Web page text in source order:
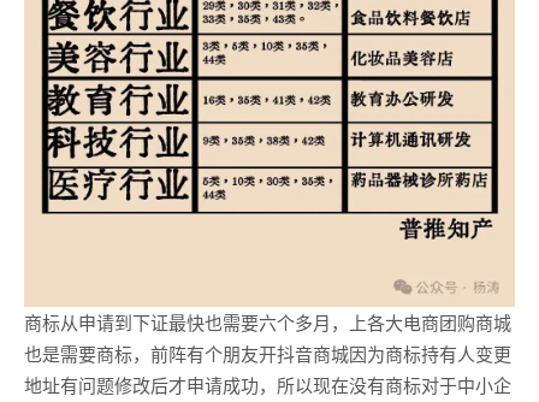
商标从申请到下证最快也需要六个多月，上各大电商团购商城
也是需要商标，前阵有个朋友开抖音商城因为商标持有人变更
地址有问题修改后才申请成功，所以现在没有商标对于中小企